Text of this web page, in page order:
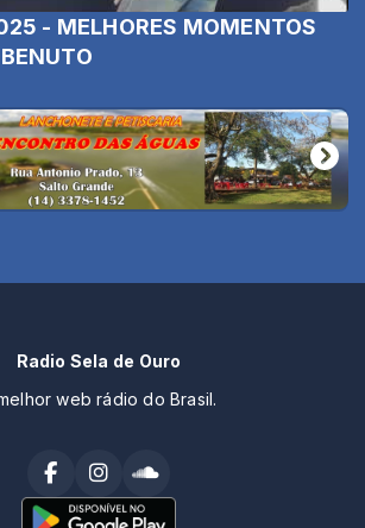
- MELHORES MOMENTOS
Radio Sela de Ouro
web rádio do Brasil.